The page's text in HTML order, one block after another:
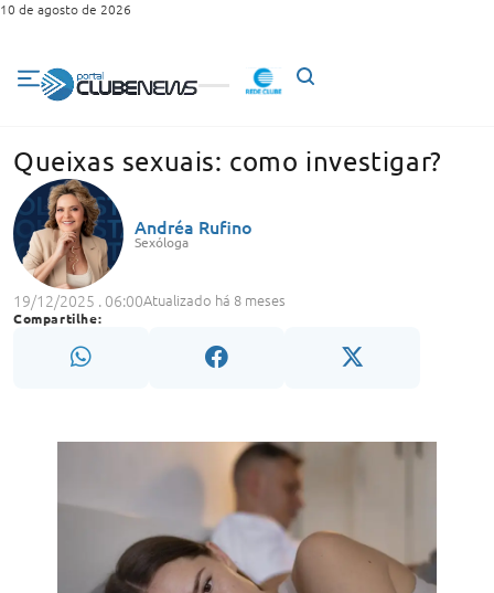
10 de agosto de 2026
Queixas sexuais: como investigar?
Andréa Rufino
Sexóloga
19/12/2025 . 06:00Atualizado há 8 meses
Compartilhe: